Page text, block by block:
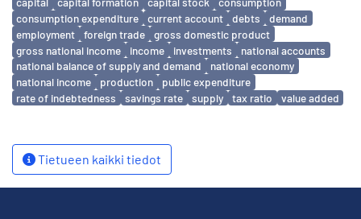
consumption expenditure
current account debts
demand
employment
foreign trade
gross domestic product
gross national income
income investments
national accounts
national balance of supply and demand
national economy
national income
production
public expenditure
rate of indebtedness
savings rate supply tax ratio value added
Tietueen kaikki tiedot